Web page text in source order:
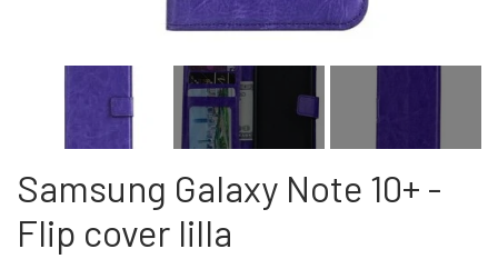
Samsung Galaxy Note 10+ -
Flip cover lilla